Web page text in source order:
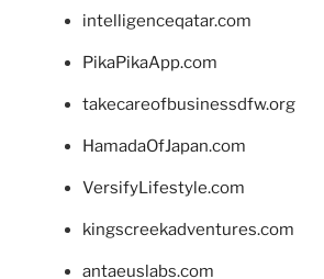
intelligenceqatar.com
PikaPikaApp.com
takecareofbusinessdfw.org
HamadaOfJapan.com
VersifyLifestyle.com
kingscreekadventures.com
antaeuslabs.com